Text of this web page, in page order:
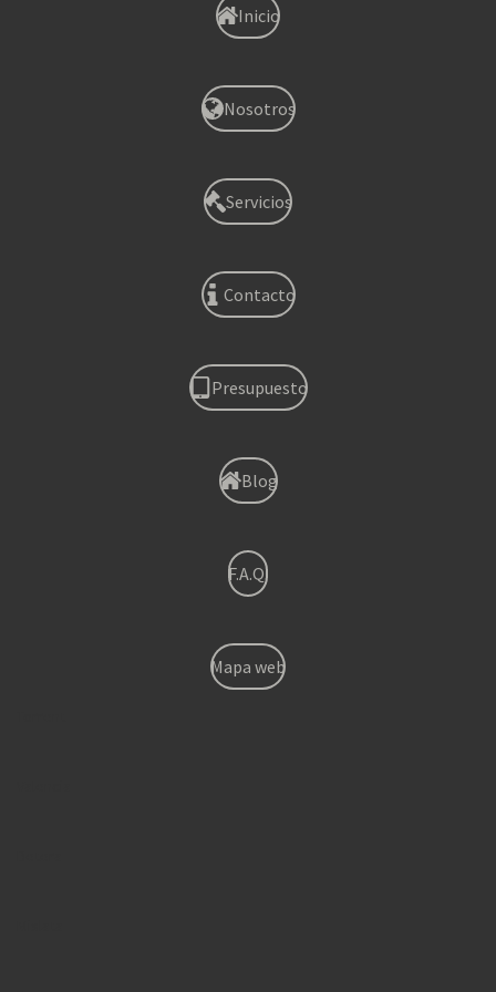
Inicio
Nosotros
Servicios
Contacto
Presupuesto
Blog
F.A.Q.
Mapa web